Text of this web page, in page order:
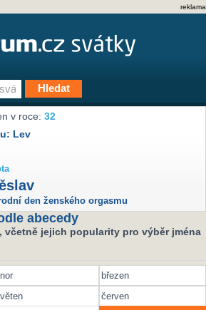
reklama
v roce:32
Lev
den ženského orgasmu
abecedy
včetně jejich popularity pro výběr jména
březen
červen